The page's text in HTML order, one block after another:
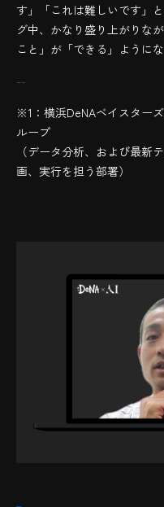
す」「これは難しいです」
グ中、かなり盛り上がりな
こと」が「できる」ように
--
※1：横浜DeNAベイスター
ループ
（データ分析、および最新
画、実行を担う部署）